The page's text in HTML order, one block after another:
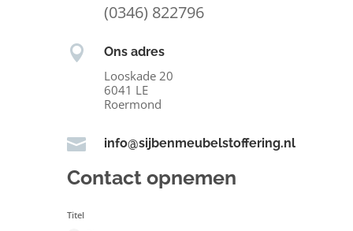
(0346) 822796
 Ons adres
Looskade 20
6041 LE
Roermond
 info@sijbenmeubelstoffering.nl
Contact opnemen
Titel